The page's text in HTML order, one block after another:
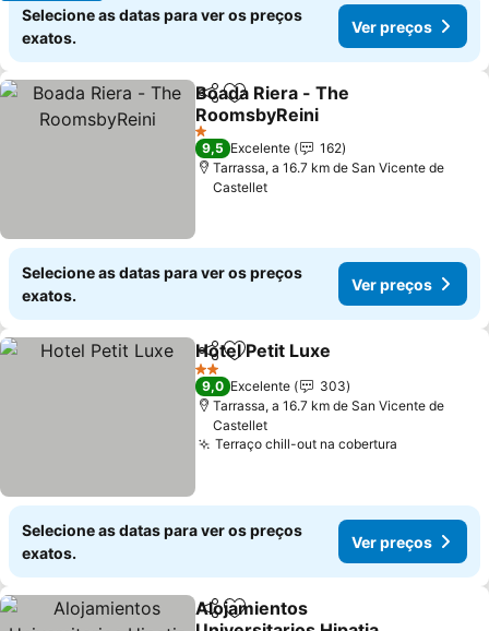
Selecione as datas para ver os preços
exatos.
Ver preços
PartilharAdicionar aos favoritos
Boada Riera - The
RoomsbyReini
1 Estrelas
9,5 Excelente
162
Tarrassa, a 16.7 km de San Vicente de
Castellet
Selecione as datas para ver os preços
exatos.
Ver preços
PartilharAdicionar aos favoritos
Hotel Petit Luxe
2 Estrelas
9,0 Excelente
303
Tarrassa, a 16.7 km de San Vicente de
Castellet
Terraço chill-out na cobertura
Selecione as datas para ver os preços
exatos.
Ver preços
PartilharAdicionar aos favoritos
Alojamientos